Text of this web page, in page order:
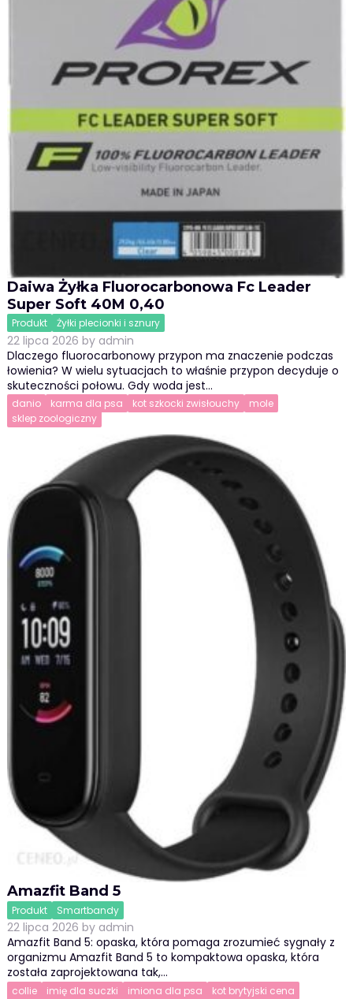
Daiwa Żyłka Fluorocarbonowa Fc Leader
Super Soft 40M 0,40
Produkt Żyłki plecionki i sznury
22 lipca 2026 by admin
Dlaczego fluorocarbonowy przypon ma znaczenie podczas
łowienia? W wielu sytuacjach to właśnie przypon decyduje o
skuteczności połowu. Gdy woda jest…
danio karma dla psa kot szkocki zwisłouchy
mole
sklep zoologiczny
Amazfit Band 5
Produkt Smartbandy
22 lipca 2026 by admin
Amazfit Band 5: opaska, która pomaga zrozumieć sygnały z
organizmu Amazfit Band 5 to kompaktowa opaska, która
została zaprojektowana tak,…
collie imię dla suczki imiona dla psa
kot brytyjski cena